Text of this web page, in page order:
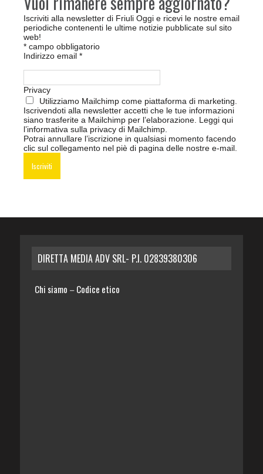
Iscriviti alla newsletter di Friuli Oggi e ricevi le nostre email
periodiche contenenti le ultime notizie pubblicate sul sito
web!
* campo obbligatorio
Indirizzo email *
Privacy
Utilizziamo Mailchimp come piattaforma di marketing.
Iscrivendoti alla newsletter accetti che le tue informazioni
siano trasferite a Mailchimp per l’elaborazione. Leggi qui
l’informativa sulla privacy di Mailchimp.
Potrai annullare l’iscrizione in qualsiasi momento facendo
clic sul collegamento nel piè di pagina delle nostre e-mail.
DIRETTA MEDIA ADV SRL- P.I. 02839380306
Chi siamo – Codice etico